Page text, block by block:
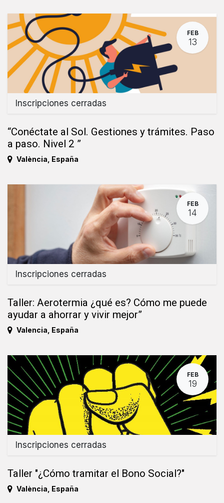
FEB
13
Inscripciones cerradas
“Conéctate al Sol. Gestiones y trámites. Paso
a paso. Nivel 2 ”
València España
FEB
14
Inscripciones cerradas
Taller: Aerotermia ¿qué es? Cómo me puede
ayudar a ahorrar y vivir mejor”
Valencia España
FEB
19
Inscripciones cerradas
Taller "¿Cómo tramitar el Bono Social?"
València España